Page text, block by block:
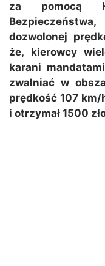
za pomocą
dozwolonej
że, kierowcy
karani
zwalniać w
prędkość 107 km/
i otrzymał 1500